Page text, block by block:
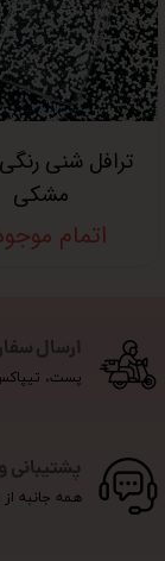
ترافل شنی
مشکی
اتمام
ارسال
پست،
پشتیبانی
همه جانبه از 11 الی 21